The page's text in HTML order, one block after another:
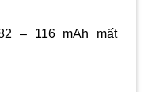
– 116 mAh mất